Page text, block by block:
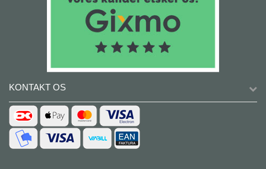
KONTAKT OS